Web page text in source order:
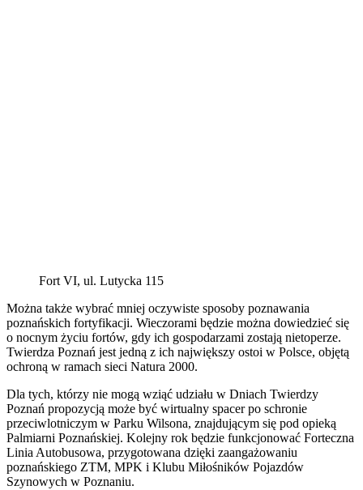
Fort VI, ul. Lutycka 115
Można także wybrać mniej oczywiste sposoby poznawania
poznańskich fortyfikacji. Wieczorami będzie można dowiedzieć się
o nocnym życiu fortów, gdy ich gospodarzami zostają nietoperze.
Twierdza Poznań jest jedną z ich największy ostoi w Polsce, objętą
ochroną w ramach sieci Natura 2000.
Dla tych, którzy nie mogą wziąć udziału w Dniach Twierdzy
Poznań propozycją może być wirtualny spacer po schronie
przeciwlotniczym w Parku Wilsona, znajdującym się pod opieką
Palmiarni Poznańskiej. Kolejny rok będzie funkcjonować Forteczna
Linia Autobusowa, przygotowana dzięki zaangażowaniu
poznańskiego ZTM, MPK i Klubu Miłośników Pojazdów
Szynowych w Poznaniu.